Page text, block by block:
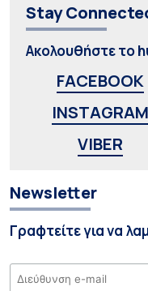
Stay
Ακολουθήστε το
FACEBOOK
INSTAGRAM
VIBER
Newsletter
Γραφτείτε για να